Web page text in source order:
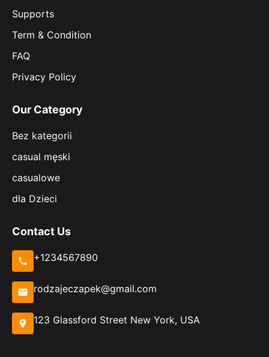
Supports
Term & Condition
FAQ
Privacy Policy
Our Category
Bez kategorii
casual męski
casualowe
dla Dzieci
Contact Us
+1234567890
rodzajeczapek@gmail.com
123 Glassford Street New York, USA